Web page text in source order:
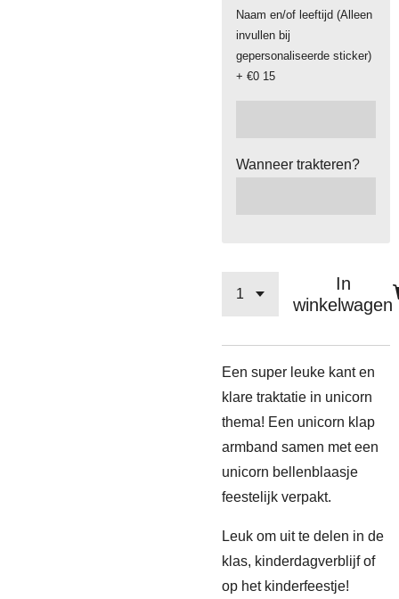
Naam en/of leeftijd (Alleen
invullen bij
gepersonaliseerde sticker)
+ €0 15
Wanneer trakteren?
In
winkelwagen
Een super leuke kant en
klare traktatie in unicorn
thema! Een unicorn klap
armband samen met een
unicorn bellenblaasje
feestelijk verpakt.
Leuk om uit te delen in de
klas, kinderdagverblijf of
op het kinderfeestje!